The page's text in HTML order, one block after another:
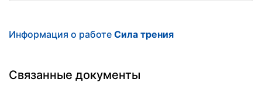
Информация о работе Сила трения
Связанные документы